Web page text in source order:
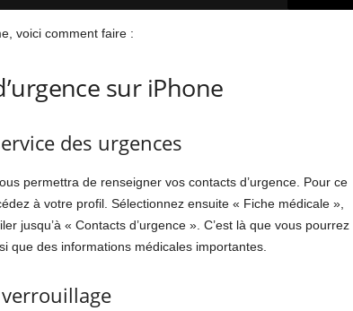
voici comment faire :
sur iPhone
des urgences
permettra de renseigner vos contacts d’urgence. Pour ce
à votre profil. Sélectionnez ensuite « Fiche médicale »,
jusqu’à « Contacts d’urgence ». C’est là que vous pourrez
que des informations médicales importantes.
verrouillage